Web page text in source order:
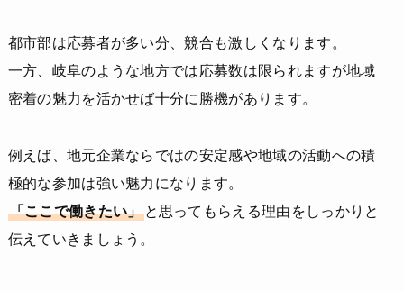
都市部は応募者が多い分、競合も激しくなります。
一方、岐阜のような地方では応募数は限られますが地域
密着の魅力を活かせば十分に勝機があります。
例えば、地元企業ならではの安定感や地域の活動への積
極的な参加は強い魅力になります。
「ここで働きたい」と思ってもらえる理由をしっかりと
伝えていきましょう。